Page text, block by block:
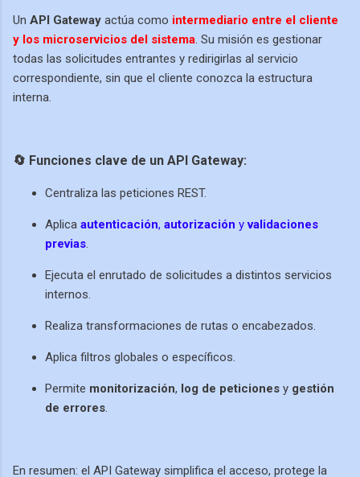
Un API Gateway actúa como intermediario entre el cliente
y los microservicios del sistema. Su misión es gestionar
todas las solicitudes entrantes y redirigirlas al servicio
correspondiente, sin que el cliente conozca la estructura
interna.
🔄 Funciones clave de un API Gateway:
Centraliza las peticiones REST.
Aplica autenticación, autorización yvalidaciones
previas.
Ejecuta el enrutado de solicitudes a distintos servicios
internos.
Realiza transformaciones de rutas o encabezados.
Aplica filtros globales o específicos.
Permite monitorización, log de peticiones y gestión
de errores.
En resumen: el API Gateway simplifica el acceso, protege la